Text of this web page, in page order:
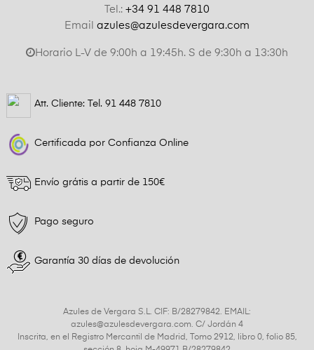
Tel.: +34 91 448 7810
Email azules@azulesdevergara.com
Horario L-V de 9:00h a 19:45h. S de 9:30h a 13:30h
Att. Cliente: Tel. 91 448 7810
Certificada por Confianza Online
Envío grátis a partir de 150€
Pago seguro
Garantía 30 días de devolución
Azules de Vergara S.L. CIF: B/28279842. EMAIL:
azules@azulesdevergara.com. C/ Jordán 4
Inscrita, en el Registro Mercantil de Madrid, Tomo 2912, libro 0, folio 85,